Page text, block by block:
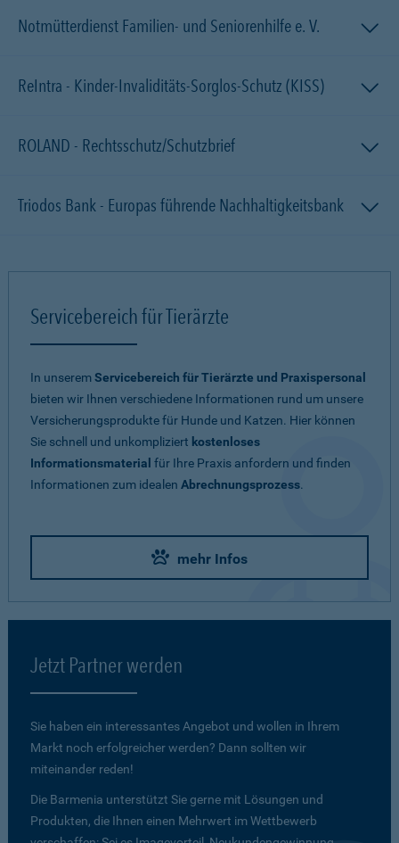
Notmütterdienst Familien- und Seniorenhilfe e. V.
ReIntra - Kinder-Invaliditäts-Sorglos-Schutz (KISS)
ROLAND - Rechtsschutz/Schutzbrief
Triodos Bank - Europas führende Nachhaltigkeitsbank
Servicebereich für Tierärzte
In unseremServicebereich für Tierärzte und Praxispersonal
bieten wir Ihnen verschiedene Informationen rund um unsere
Versicherungsprodukte für Hunde und Katzen. Hier können
Sie schnell und unkompliziert kostenloses
Informationsmaterial für Ihre Praxis anfordern und finden
Informationen zum idealen Abrechnungsprozess.
mehr Infos
Jetzt Partner werden
Sie haben ein interessantes Angebot und wollen in Ihrem
Markt noch erfolgreicher werden? Dann sollten wir
miteinander reden!
Die Barmenia unterstützt Sie gerne mit Lösungen und
Produkten, die Ihnen einen Mehrwert im Wettbewerb